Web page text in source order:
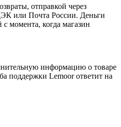
отправкой через
или Почта России. Деньги
с момента, когда магазин
информацию о товаре
поддержки Lemoor ответит на